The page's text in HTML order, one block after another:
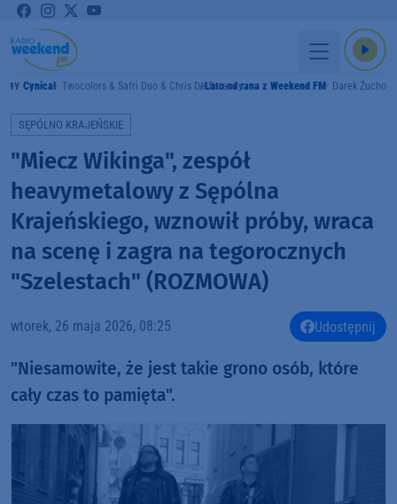
Cynical Twocolors & Safri Duo & Chris De SarandyLato od rana z Weekend FM Darek
SĘPÓLNO KRAJEŃSKIE
"Miecz Wikinga", zespół
heavymetalowy z Sępólna
Krajeńskiego, wznowił próby, wraca
na scenę i zagra na tegorocznych
"Szelestach" (ROZMOWA)
wtorek, 26 maja 2026, 08:25 Udostępnij
"Niesamowite, że jest takie grono osób, które
cały czas to pamięta".